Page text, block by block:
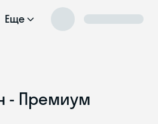
Еще
- Премиум